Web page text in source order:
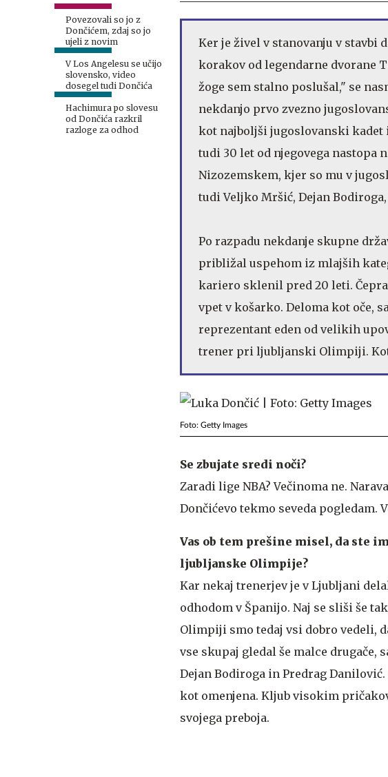
Povezovali so jo z
Dončićem, zdaj so jo
ujeli z novim
V Los Angelesu se učijo
slovensko, video
dosegel tudi Dončića
Hachimura po slovesu
od Dončića razkril
razloge za odhod
Ker je živel v stanovanju v stavbi
korakov od legendarne dvorane
žoge sem stalno poslušal," se
nekdanjo prvo zvezno
kot najboljši jugoslovanski kadet
tudi 30 let od njegovega nastopa
Nizozemskem, kjer so mu v
tudi Veljko Mršić, Dejan
Po razpadu nekdanje skupne
približal uspehom iz mlajših
kariero sklenil pred 20 leti.
vpet v košarko. Deloma kot oče,
reprezentant eden od velikih
trener pri ljubljanski Olimpiji. Kot
Foto: Getty Images
Se zbujate sredi noči?
Zaradi lige NBA? Večinoma ne.
Dončićevo tekmo seveda pogledam.
Vas ob tem prešine misel, da ste
ljubljanske Olimpije?
Kar nekaj trenerjev je v Ljubljani
odhodom v Španijo. Naj se sliši še
Olimpiji smo tedaj vsi dobro vedeli,
vse skupaj gledal še malce
Dejan Bodiroga in Predrag
kot omenjena. Kljub visokim
svojega preboja.